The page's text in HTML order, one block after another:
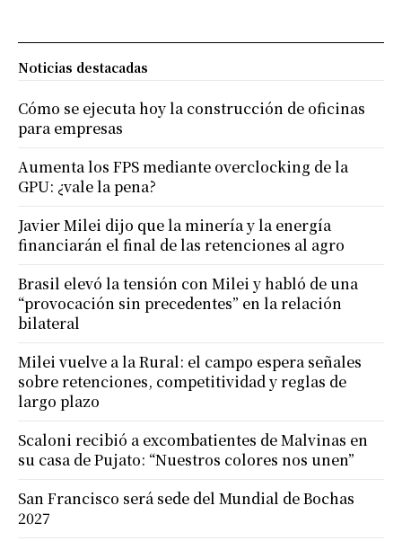
Noticias destacadas
Cómo se ejecuta hoy la construcción de oficinas
para empresas
Aumenta los FPS mediante overclocking de la
GPU: ¿vale la pena?
Javier Milei dijo que la minería y la energía
financiarán el final de las retenciones al agro
Brasil elevó la tensión con Milei y habló de una
“provocación sin precedentes” en la relación
bilateral
Milei vuelve a la Rural: el campo espera señales
sobre retenciones, competitividad y reglas de
largo plazo
Scaloni recibió a excombatientes de Malvinas en
su casa de Pujato: “Nuestros colores nos unen”
San Francisco será sede del Mundial de Bochas
2027